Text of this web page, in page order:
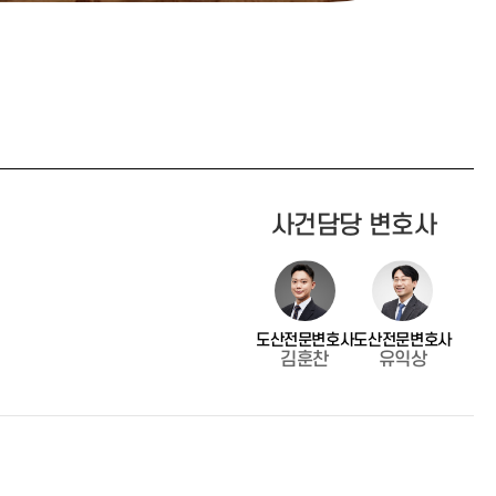
사건담당 변호사
도산전문변호사
김훈찬
도산전문변호사
유익상